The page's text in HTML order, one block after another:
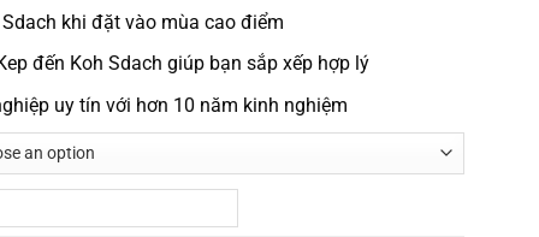
khi đặt vào mùa cao điểm
đến Koh Sdach giúp bạn sắp xếp hợp lý
uy tín với hơn 10 năm kinh nghiệm